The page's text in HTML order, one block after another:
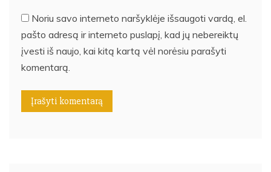
Noriu savo interneto naršyklėje išsaugoti vardą, el.
pašto adresą ir interneto puslapį, kad jų nebereiktų
įvesti iš naujo, kai kitą kartą vėl norėsiu parašyti
komentarą.